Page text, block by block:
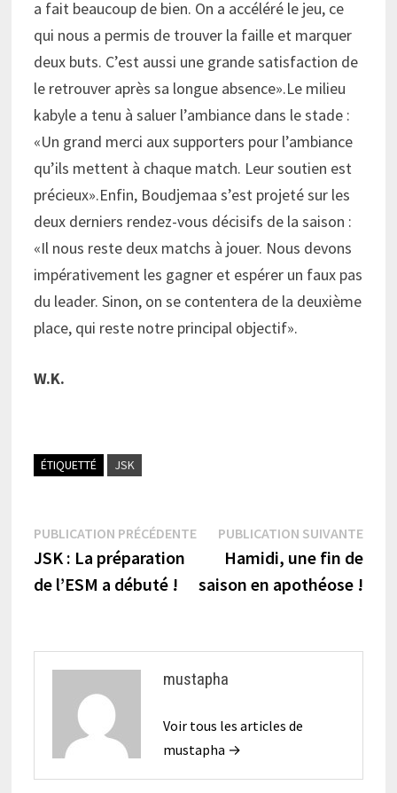
a fait beaucoup de bien. On a accéléré le jeu, ce
qui nous a permis de trouver la faille et marquer
deux buts. C’est aussi une grande satisfaction de
le retrouver après sa longue absence».Le milieu
kabyle a tenu à saluer l’ambiance dans le stade :
«Un grand merci aux supporters pour l’ambiance
qu’ils mettent à chaque match. Leur soutien est
précieux».Enfin, Boudjemaa s’est projeté sur les
deux derniers rendez-vous décisifs de la saison :
«Il nous reste deux matchs à jouer. Nous devons
impérativement les gagner et espérer un faux pas
du leader. Sinon, on se contentera de la deuxième
place, qui reste notre principal objectif».
W.K.
ÉTIQUETTÉ JSK
Navigation
de
PUBLICATION PRÉCÉDENTEPublication
précédente :
JSK : La préparation
de l’ESM a débuté !
PUBLICATION SUIVANTE
Hamidi, une fin de
saison en apothéose !
mustapha
Voir tous les articles de
mustapha →